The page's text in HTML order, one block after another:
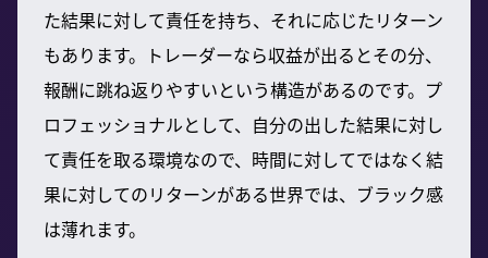
た結果に対して責任を持ち、それに応じたリターン
もあります。トレーダーなら収益が出るとその分、
報酬に跳ね返りやすいという構造があるのです。プ
ロフェッショナルとして、自分の出した結果に対し
て責任を取る環境なので、時間に対してではなく結
果に対してのリターンがある世界では、ブラック感
は薄れます。